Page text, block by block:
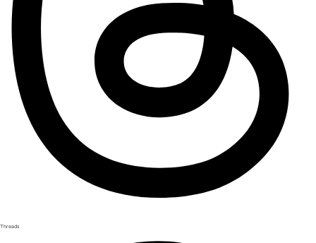
Threads